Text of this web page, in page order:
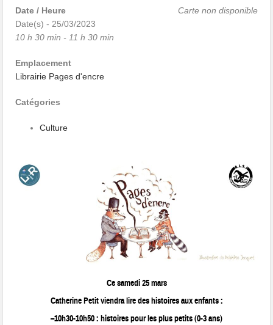
Carte non disponible
Date / Heure
Date(s) - 25/03/2023
10 h 30 min - 11 h 30 min
Emplacement
Librairie Pages d'encre
Catégories
Culture
Ce samedi 25 mars
Catherine Petit viendra lire des histoires aux enfants :
–10h30-10h50: histoires pour les plus petits (0-3 ans)